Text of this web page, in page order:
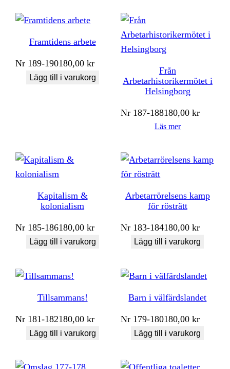
Framtidens arbete
Nr 189-190180,00kr
Lägg till i varukorg
Från
Arbetarhistorikermötet i
Helsingborg
Nr 187-188180,00kr
Läs mer
Kapitalism &
kolonialism
Nr 185-186180,00kr
Lägg till i varukorg
Arbetarrörelsens kamp
för rösträtt
Nr 183-184180,00kr
Lägg till i varukorg
Tillsammans!
Nr 181-182180,00kr
Lägg till i varukorg
Barn i välfärdslandet
Nr 179-180180,00kr
Lägg till i varukorg